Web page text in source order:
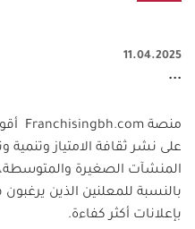
11.04.2025
...
منصة Franchisingbh.com
على نشر ثقافة الامتياز وتنمية
المنشآت الصغيرة والمتوسطة،
بالنسبة للمعلنين الذين
بإعلانات أكثر كفاءة.